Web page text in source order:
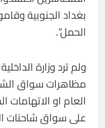
بغداد الجنوبية
الحمل”.
ولم ترد وزارة
مظاهرات سواق
العام او الاتهامات
على سواق شاحنات